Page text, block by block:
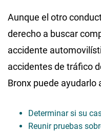
Aunque el otro
derecho a buscar
accidente
accidentes de tráfico
Bronx puede ayudarlo
Determinar si su
Reunir pruebas